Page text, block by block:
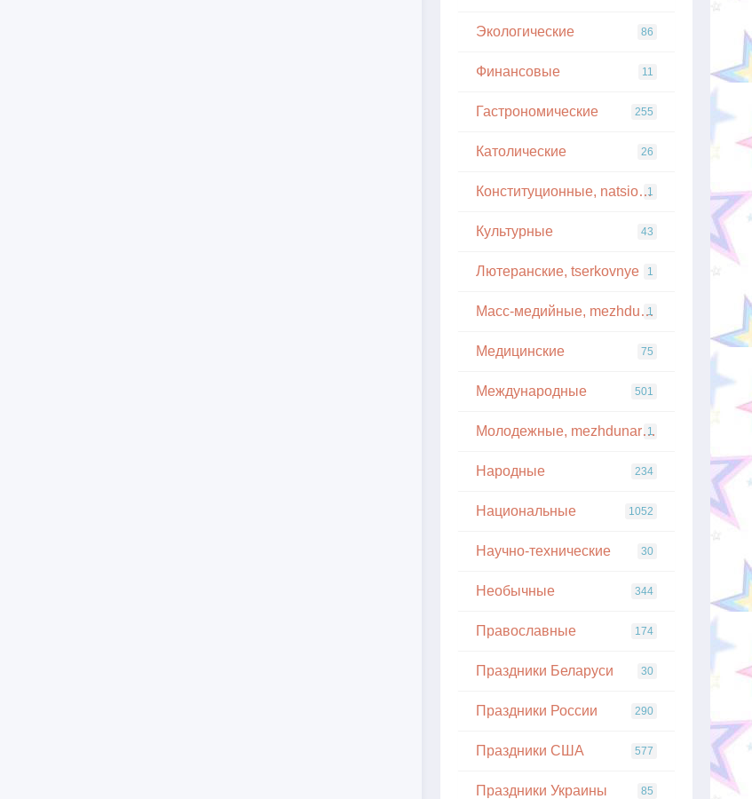
Экологические 86
Финансовые 11
Гастрономические 255
Католические 26
Конституционные, natsionalnye
1
Культурные 43
Лютеранские, tserkovnye 1
Масс-медийные, mezhdunarodnye
1
Медицинские 75
Международные 501
Молодежные, mezhdunarodnye
1
Народные 234
Национальные 1052
Научно-технические 30
Необычные 344
Православные 174
Праздники Беларуси 30
Праздники России 290
Праздники США 577
Праздники Украины 85